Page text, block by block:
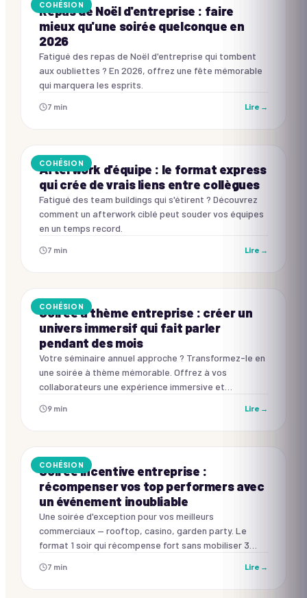
COHÉSION
Repas de Noël d'entreprise : faire
mieux qu'une soirée quelconque en
2026
Fatigué des repas de Noël d'entreprise qui tombent
aux oubliettes ? En 2026, offrez une fête mémorable
qui marquera les esprits.
7 min Lire →
COHÉSION
Afterwork d'équipe : le format express
qui crée de vrais liens entre collègues
Fatigué des team buildings qui s'étirent ? Découvrez
comment un afterwork ciblé peut souder vos équipes
en un temps record.
7 min Lire →
COHÉSION
Soirée à thème entreprise : créer un
univers immersif qui fait parler
pendant des mois
Votre séminaire annuel approche ? Transformez-le en
une soirée à thème mémorable. Offrez à vos
collaborateurs une expérience immersive et
9 min Lire →
COHÉSION
Soirée incentive entreprise :
récompenser vos top performers avec
un événement inoubliable
Une soirée d'exception pour vos meilleurs
commerciaux — rooftop, casino, garden party. Le
format 1 soir qui récompense fort sans mobiliser 3
7 min Lire →